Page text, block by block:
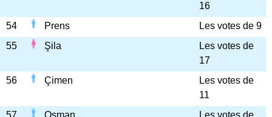
16
54
Prens
Les votes de 9
55
Şila
Les votes de
17
56
Çimen
Les votes de
11
57
Osman
Les votes de